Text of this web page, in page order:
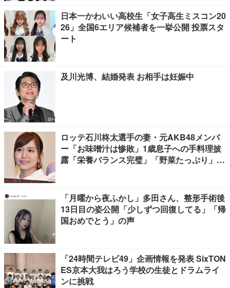
日本一かわいい高校生「女子高生ミスコン20
26」全国6エリア候補者を一挙公開 投票スタ
ート
及川光博、結婚発表 お相手は妊娠中
ロッテ石川柊太選手の妻・元AKB48メンバ
ー「お味噌汁は惨敗」1歳息子への手料理披
露「栄養バランス完璧」「野菜たっぷり」の
「月曜から夜ふかし」多田さん、整形手術後
13日目の姿公開「少しずつ回復してる」「帰
国おめでとう」の声
「24時間テレビ49」企画情報を発表 SixTON
ES京本大我はろう学校の生徒とドラムライ
ンに挑戦